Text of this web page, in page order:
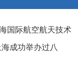
国际航空航天技术
成功举办过八